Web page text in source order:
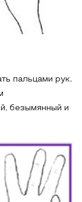
пальцами рук,
безымянный и